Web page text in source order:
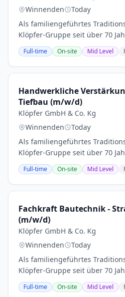
Winnenden
Today
Als familiengeführtes
Klöpfer-Gruppe seit über 70
der dritten Generation
tätig. Mit Betrieben im Tief-
Full-time On-site Mid Level
Handwerkliche
Tiefbau (m/w/d)
Klöpfer GmbH & Co. Kg
Winnenden
Today
Als familiengeführtes
Klöpfer-Gruppe seit über 70
der dritten Generation
tätig. Mit Betrieben im Tief-
Full-time On-site Mid Level
Fachkraft Bautechnik -
(m/w/d)
Klöpfer GmbH & Co. Kg
Winnenden
Today
Als familiengeführtes
Klöpfer-Gruppe seit über 70
der dritten Generation
tätig. Mit Betrieben im Tief-
Full-time On-site Mid Level